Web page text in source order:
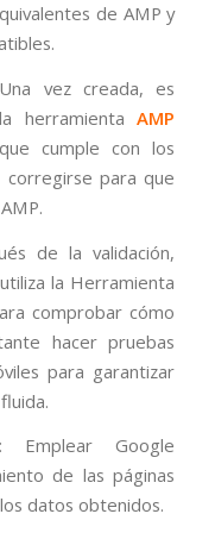
de AMP y
vez creada, es
herramientaAMP
cumple con los
corregirse para que
de la validación,
la Herramienta
comprobar cómo
hacer pruebas
para garantizar
Emplear Google
de las páginas
datos obtenidos.